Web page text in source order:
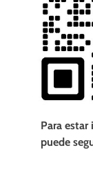
Para
puede